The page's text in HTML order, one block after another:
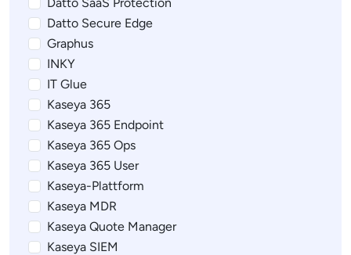
Datto Secure Edge
Graphus
INKY
IT Glue
Kaseya 365
Kaseya 365 Endpoint
Kaseya 365 Ops
Kaseya 365 User
Kaseya-Plattform
Kaseya MDR
Kaseya Quote Manager
Kaseya SIEM